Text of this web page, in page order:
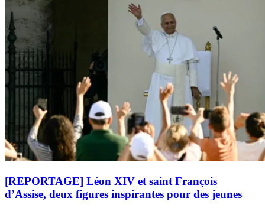
[REPORTAGE] Léon XIV et saint François
d’Assise, deux figures inspirantes pour des jeunes